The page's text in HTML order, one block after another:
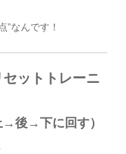
”なんです！
ットトレーニ
後→下に回す）